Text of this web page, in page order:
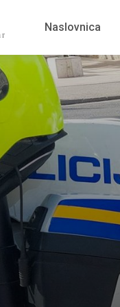
Naslovnica